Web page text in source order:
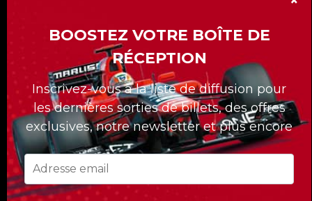
Notre division « Formula Tours » vous offre
plus de 15 Grand-Prix de Formule 1 à travers
le monde.
La division Formula Tours compte 30 ans
déjà et nous nous sommes démarqués avec
nos forfaits sur mesures pour nos clients.
Quelle que soit la course à laquelle vous
voulez assister, Formula Tours vous propose
BOOSTEZ VOTRE BOÎTE DE
RÉCEPTION
Inscrivez-vous à la liste de diffusion pour
les dernières sorties de billets, des offres
exclusives, notre newsletter et plus encore